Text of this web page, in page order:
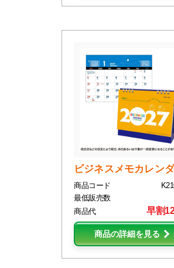
ビジネスメモカレン
商品コード
最低販売数
商品代
早割
商品の詳細を見る